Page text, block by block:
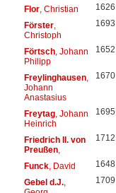
Flor, Christian 1626
Förster,
Christoph
1693
Förtsch, Johann
Philipp
1652
Freylinghausen,
Johann
Anastasius
1670
Freytag, Johann
Heinrich
1695
Friedrich II. von
Preußen,
1712
Funck, David 1648
Gebel d.J.,
1709